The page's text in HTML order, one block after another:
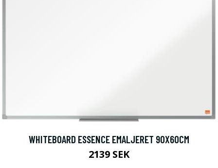
WHITEBOARD ESSENCE EMALJERET 90X60CM
2139 SEK